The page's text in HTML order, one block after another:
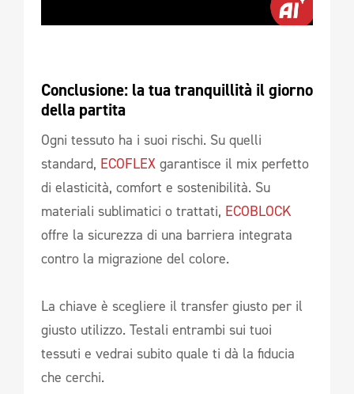
Conclusione: la tua tranquillità il giorno
della partita
Ogni tessuto ha i suoi rischi. Su quelli
standard, ECOFLEX garantisce il mix perfetto
di elasticità, comfort e sostenibilità. Su
materiali sublimatici o trattati, ECOBLOCK
offre la sicurezza di una barriera integrata
contro la migrazione del colore.
La chiave è scegliere il transfer giusto per il
giusto utilizzo. Testali entrambi sui tuoi
tessuti e vedrai subito quale ti dà la fiducia
che cerchi.